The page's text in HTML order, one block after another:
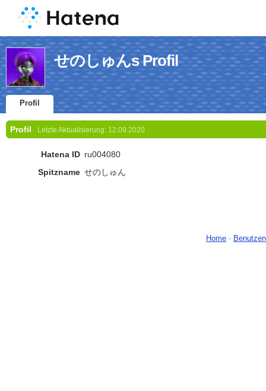
せのしゅんs Profil
Profil
Profil Letzte Aktualisierung: 12.09.2020
Hatena ID ru004080
Spitzname せのしゅん
Home -